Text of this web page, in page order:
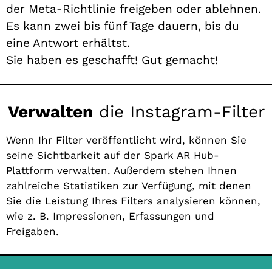
der Meta-Richtlinie freigeben oder ablehnen.
Es kann zwei bis fünf Tage dauern, bis du
eine Antwort erhältst.
Sie haben es geschafft! Gut gemacht!
Verwalten die Instagram-Filter
Wenn Ihr Filter veröffentlicht wird, können Sie
seine Sichtbarkeit auf der Spark AR Hub-
Plattform verwalten. Außerdem stehen Ihnen
zahlreiche Statistiken zur Verfügung, mit denen
Sie die Leistung Ihres Filters analysieren können,
wie z. B. Impressionen, Erfassungen und
Freigaben.